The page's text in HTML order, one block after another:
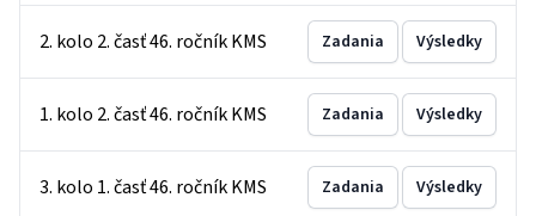
2. kolo 2. časť 46. ročník KMS Zadania Výsledky
1. kolo 2. časť 46. ročník KMS Zadania Výsledky
3. kolo 1. časť 46. ročník KMS Zadania Výsledky